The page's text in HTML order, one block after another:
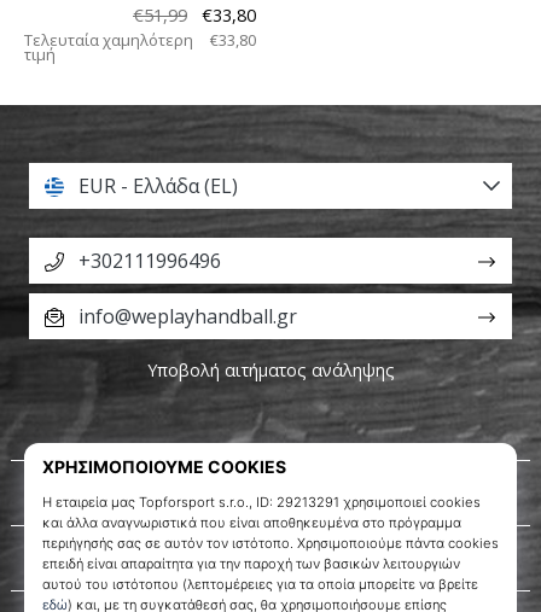
€51,99
€33,80
Τελευταία χαμηλότερη
τιμή
€33,80
Σχετικά μ' εμάς
Εξυπηρέτηση πελατών
EUR - Ελλάδα (EL)
+302111996496
info@weplayhandball.gr
Υποβολή αιτήματος ανάληψης